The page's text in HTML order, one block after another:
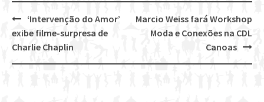
Post
navigation
Marcio Weiss fará Workshop
Moda e Conexões na CDL
Canoas
‘Intervenção do Amor’
exibe filme-surpresa de
Charlie Chaplin